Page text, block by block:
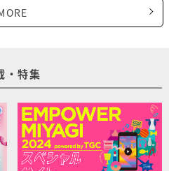
・特集